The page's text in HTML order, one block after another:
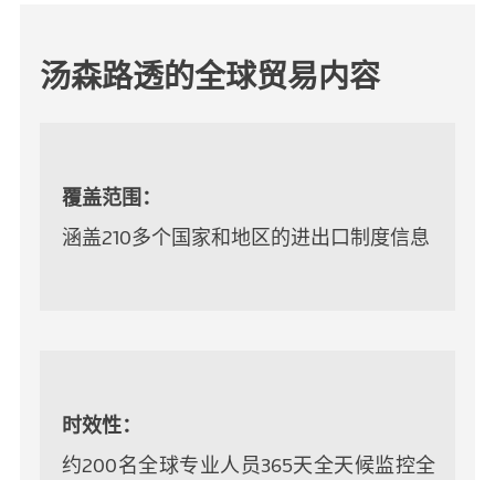
汤森路透的全球贸易内容
覆盖范围：
涵盖210多个国家和地区的进出口制度信息
时效性：
约200名全球专业人员365天全天候监控全